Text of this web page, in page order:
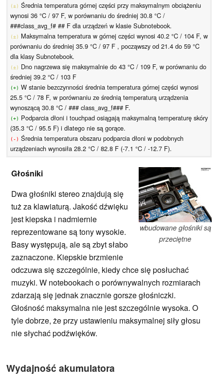
(±) Średnia temperatura górnej części przy maksymalnym obciążeniu
wynosi 36 °C / 97 F, w porównaniu do średniej 30.8 °C /
###class_avg_f# ## F dla urządzeń w klasie Subnotebook.
(±) Maksymalna temperatura w górnej części wynosi 40.2 °C / 104 F, w
porównaniu do średniej 35.9 °C / 97 F , począwszy od 21.4 do 59 °C
dla klasy Subnotebook.
(±) Dno nagrzewa się maksymalnie do 43 °C / 109 F, w porównaniu do
średniej 39.2 °C / 103 F
(+) W stanie bezczynności średnia temperatura górnej części wynosi
25.5 °C / 78 F, w porównaniu ze średnią temperaturą urządzenia
wynoszącą 30.8 °C / ### class_avg_f### F.
(+) Podparcia dłoni i touchpad osiągają maksymalną temperaturę skóry
(35.3 °C / 95.5 F) i dlatego nie są gorące.
(-) Średnia temperatura obszaru podparcia dłoni w podobnych
urządzeniach wynosiła 28.2 °C / 82.8 F (-7.1 °C / -12.7 F).
wbudowane głośniki są
przeciętne
Głośniki
Dwa głośniki stereo znajdują się
tuż za klawiaturą. Jakość dźwięku
jest kiepska i nadmiernie
reprezentowane są tony wysokie.
Basy występują, ale są zbyt słabo
zaznaczone. Kiepskie brzmienie
odczuwa się szczególnie, kiedy chce się posłuchać
muzyki. W notebookach o porównywalnych rozmiarach
zdarzają się jednak znacznie gorsze głośniczki.
Głośność maksymalna nie jest szczególnie wysoka. O
tyle dobrze, że przy ustawieniu maksymalnej siły głosu
nie słychać podźwięków.
Wydajność akumulatora